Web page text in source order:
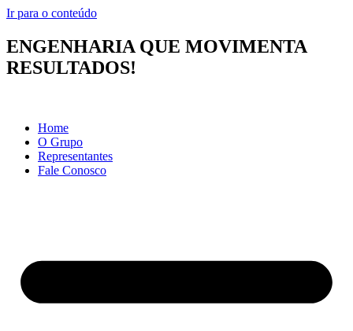
Ir para o conteúdo
ENGENHARIA QUE MOVIMENTA
RESULTADOS!
Home
O Grupo
Representantes
Fale Conosco